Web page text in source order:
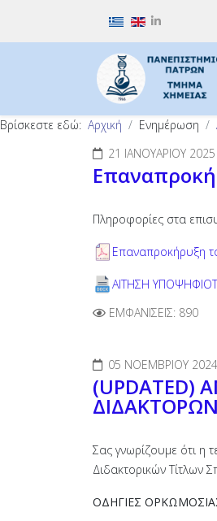
Επιλέξτε τη γλώσσα
Βρίσκεστε εδώ: Αρχική Ενημέρωση
21 ΙΑΝΟΥΑΡΊΟΥ 2025
Πληροφορίες στα
Επαναπροκήρυξη
ΑΙΤΗΣΗ
ΕΜΦΑΝΊΣΕΙΣ: 890
05 ΝΟΕΜΒΡΊΟΥ 2024
Σας γνωρίζουμε ότι η
Διδακτορικών Τίτλων
ΟΔΗΓΙΕΣ